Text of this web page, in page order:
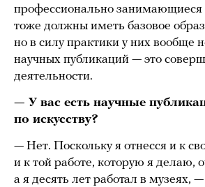
профессионально занимающиеся
тоже должны иметь базовое
но в силу практики у них вообще
научных публикаций — это
деятельности.
— У вас есть научные
по искусству?
— Нет. Поскольку я отнесся и к
и к той работе, которую я делаю,
а я десять лет работал в музеях,